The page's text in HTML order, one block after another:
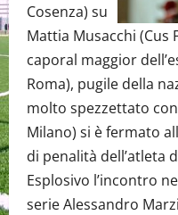
Cosenza) su
Mattia Musacchi (Cus
caporal maggior
Roma), pugile della
molto spezzettato
Milano) si è fermato
di penalità dell’atleta
Esplosivo l’incontro
serie Alessandro